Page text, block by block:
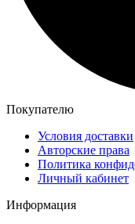
Покупателю
Условия доставки
Авторские права
Политика
Личный кабинет
Информация